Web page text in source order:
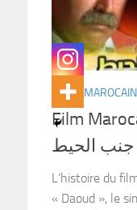
FILMS
Film
جنب الحيط
L’histoire du
« Daoud », le